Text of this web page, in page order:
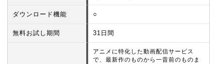
ダウンロード機能 ○
無料お試し期間 31日間
アニメに特化した動画配信サービス
で、最新作のものから一昔前のものま